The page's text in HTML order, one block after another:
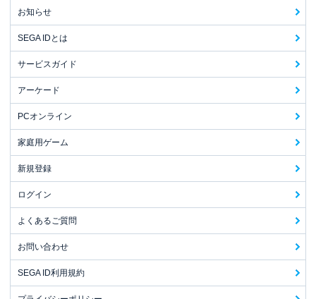
お知らせ
SEGA IDとは
サービスガイド
アーケード
PCオンライン
家庭用ゲーム
新規登録
ログイン
よくあるご質問
お問い合わせ
SEGA ID利用規約